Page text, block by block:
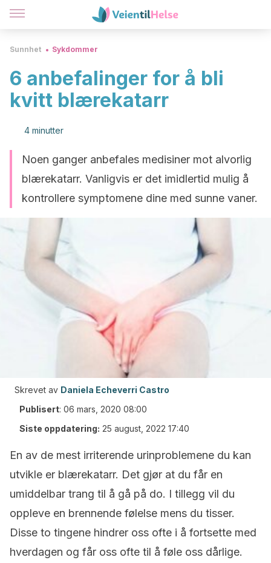
Sunnhet Sykdommer
6 anbefalinger for å bli
kvitt blærekatarr
4 minutter
Noen ganger anbefales medisiner mot alvorlig
blærekatarr. Vanligvis er det imidlertid mulig å
kontrollere symptomene dine med sunne vaner.
Skrevet av Daniela Echeverri Castro
Publisert: 06 mars, 2020 08:00
Siste oppdatering: 25 august, 2022 17:40
En av de mest irriterende urinproblemene du kan
utvikle er blærekatarr. Det gjør at du får en
umiddelbar trang til å gå på do. I tillegg vil du
oppleve en brennende følelse mens du tisser.
Disse to tingene hindrer oss ofte i å fortsette med
hverdagen og får oss ofte til å føle oss dårlige.